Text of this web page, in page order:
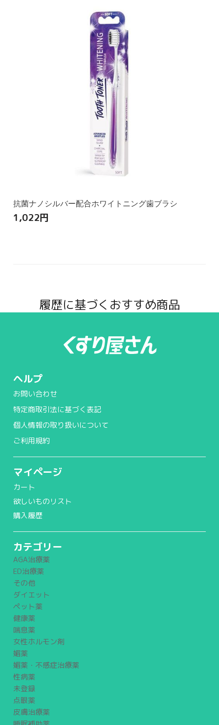
抗菌ナノシルバー配合ホワイトニング歯ブラシ
1,022円
履歴に基づくおすすめ商品
ヘルプ
お問い合わせ
特定商取引法に基づく表記
個人情報の取り扱いについて
ご利用規約
マイページ
カート
欲しいものリスト
購入履歴
カテゴリー
AGA治療薬
ED治療薬
その他
ダイエット
ペット薬
健康薬
喘息薬
女性ホルモン剤
媚薬
媚薬・不感症治療薬
性病薬
未登録
点眼薬
皮膚治療薬